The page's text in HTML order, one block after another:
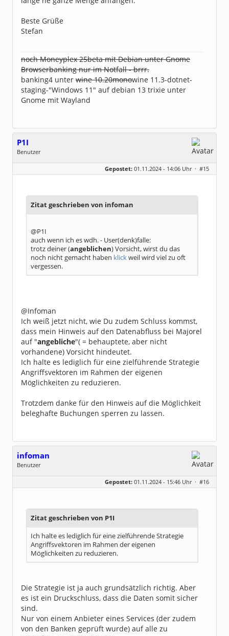
Beste Grüße
Stefan
noch Moneyplex 25beta mit Debian unter Gnome
Browserbanking nur im Notfall - brrr.
banking4 unter wine 10.20monowine 11.3-dotnet-
staging-"Windows 11" auf debian 13 trixie unter
Gnome mit Wayland
P1I
Benutzer
Geschlecht:
keine Angabe
Dabei seit:
02 / 2008
Gepostet: 01.11.2024 - 14:06 Uhr · #15
Zitat geschrieben von infoman
@P1I
auch wenn ich es wdh. - User(denk)falle:
trotz deiner (angeblichen) Vorsicht, wirst du das
noch nicht gemacht haben klickweil wird viel zu oft
vergessen.
@Infoman
Ich weiß jetzt nicht, wie Du zudem Schluss kommst,
dass mein Hinweis auf den Datenabfluss bei Majorel
auf "angebliche"( = behauptete, aber nicht
vorhandene) Vorsicht hindeutet.
Ich halte es lediglich für eine zielführende Strategie
Angriffsvektoren im Rahmen der eigenen
Möglichkeiten zu reduzieren.
Trotzdem danke für den Hinweis auf die Möglichkeit
beleghafte Buchungen sperren zu lassen.
infoman
Benutzer
Dabei seit:
06 / 2008
Gepostet: 01.11.2024 - 15:46 Uhr · #16
Zitat geschrieben von P1I
Ich halte es lediglich für eine zielführende Strategie
Angriffsvektoren im Rahmen der eigenen
Möglichkeiten zu reduzieren.
Die Strategie ist ja auch grundsätzlich richtig. Aber
es ist ein Druckschluss, dass die Daten somit sicher
sind.
Nur von einem Anbieter eines Services (der zudem
von den Banken geprüft wurde) auf alle zu